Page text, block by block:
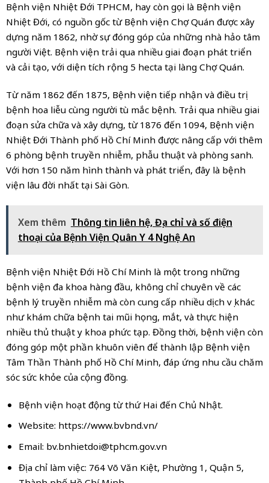
Bệnh viện Nhiệt Đới TPHCM, hay còn gọi là Bệnh viện
Nhiệt Đới, có nguồn gốc từ Bệnh viện Chợ Quán được xây
dựng năm 1862, nhờ sự đóng góp của những nhà hảo tâm
người Việt. Bệnh viện trải qua nhiều giai đoạn phát triển
và cải tạo, với diện tích rộng 5 hecta tại làng Chợ Quán.
Từ năm 1862 đến 1875, Bệnh viện tiếp nhận và điều trị
bệnh hoa liễu cùng người tù mắc bệnh. Trải qua nhiều giai
đoạn sửa chữa và xây dựng, từ 1876 đến 1094, Bệnh viện
Nhiệt Đới Thành phố Hồ Chí Minh được nâng cấp với thêm
6 phòng bệnh truyền nhiễm, phẫu thuật và phòng sanh.
Với hơn 150 năm hình thành và phát triển, đây là bệnh
viện lâu đời nhất tại Sài Gòn.
Xem thêm Thông tin liên hệ, Địa chỉ và số điện
thoại của Bệnh Viện Quân Y 4 Nghệ An
Bệnh viện Nhiệt Đới Hồ Chí Minh là một trong những
bệnh viện đa khoa hàng đầu, không chỉ chuyên về các
bệnh lý truyền nhiễm mà còn cung cấp nhiều dịch vụ khác
như khám chữa bệnh tai mũi họng, mắt, và thực hiện
nhiều thủ thuật y khoa phức tạp. Đồng thời, bệnh viện còn
đóng góp một phần khuôn viên để thành lập Bệnh viện
Tâm Thần Thành phố Hồ Chí Minh, đáp ứng nhu cầu chăm
sóc sức khỏe của cộng đồng.
Bệnh viện hoạt động từ thứ Hai đến Chủ Nhật.
Website: https://www.bvbnd.vn/
Email: bv.bnhietdoi@tphcm.gov.vn
Địa chỉ làm việc: 764 Võ Văn Kiệt, Phường 1, Quận 5,